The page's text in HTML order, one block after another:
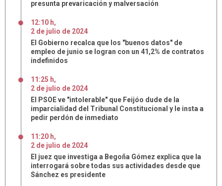
presunta prevaricación y malversación
12:10 h,
2 de julio de 2024
El Gobierno recalca que los "buenos datos" de
empleo de junio se logran con un 41,2% de contratos
indefinidos
11:25 h,
2 de julio de 2024
El PSOE ve "intolerable" que Feijóo dude de la
imparcialidad del Tribunal Constitucional y le insta a
pedir perdón de inmediato
11:20 h,
2 de julio de 2024
El juez que investiga a Begoña Gómez explica que la
interrogará sobre todas sus actividades desde que
Sánchez es presidente